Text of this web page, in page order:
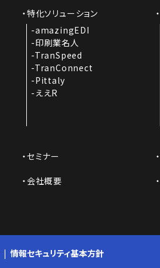
特化ソリューション
amazingEDI
印刷業名人
TranSpeed
TranConnect
Pittaly
ええR
セミナー
会社概要
情報セキュリティ基本方針